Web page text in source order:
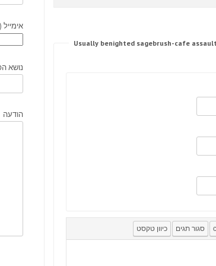
נושא
הודעה